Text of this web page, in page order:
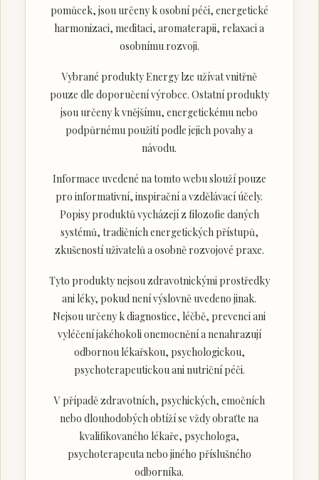
pomůcek, jsou určeny k osobní péči, energetické
harmonizaci, meditaci, aromaterapii, relaxaci a
osobnímu rozvoji.
Vybrané produkty Energy lze užívat vnitřně
pouze dle doporučení výrobce. Ostatní produkty
jsou určeny k vnějšímu, energetickému nebo
podpůrnému použití podle jejich povahy a
návodu.
Informace uvedené na tomto webu slouží pouze
pro informativní, inspirační a vzdělávací účely.
Popisy produktů vycházejí z filozofie daných
systémů, tradičních energetických přístupů,
zkušeností uživatelů a osobně rozvojové praxe.
Tyto produkty nejsou zdravotnickými prostředky
ani léky, pokud není výslovně uvedeno jinak.
Nejsou určeny k diagnostice, léčbě, prevenci ani
vyléčení jakéhokoli onemocnění a nenahrazují
odbornou lékařskou, psychologickou,
psychoterapeutickou ani nutriční péči.
V případě zdravotních, psychických, emočních
nebo dlouhodobých obtíží se vždy obraťte na
kvalifikovaného lékaře, psychologa,
psychoterapeuta nebo jiného příslušného
odborníka.